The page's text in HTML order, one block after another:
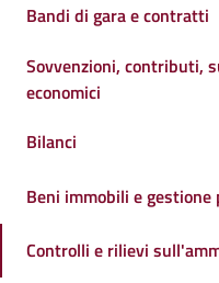
Bandi di gara e contratti
Sovvenzioni, contributi,
economici
Bilanci
Beni immobili e
Controlli e rilievi